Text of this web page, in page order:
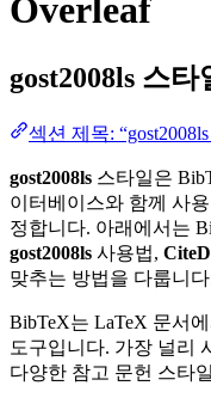
Overleaf
gost2008ls 스타
섹션 제목:
gost2008ls 스타일은
이터베이스와 함께 사
정합니다. 아래에서는
gost2008ls 사용법,
맞추는 방법을 다룹니
BibTeX는 LaTeX 문서
도구입니다. 가장 널리
다양한 참고 문헌 스타